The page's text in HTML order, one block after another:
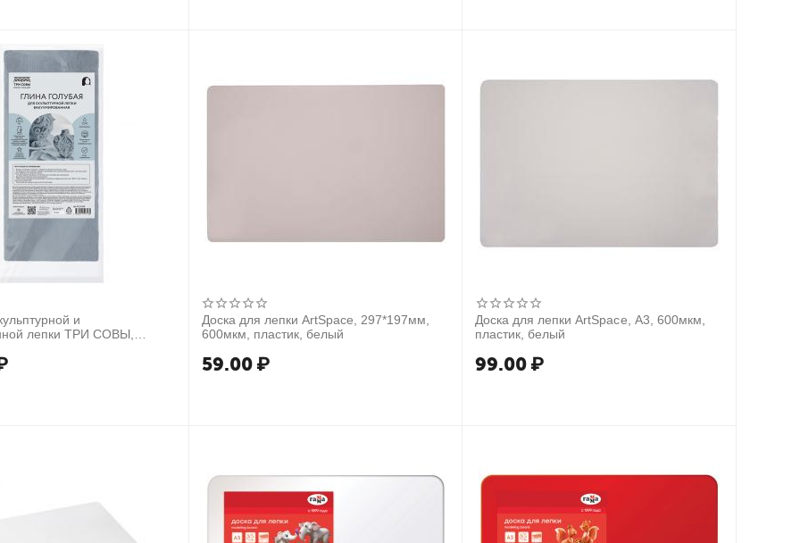
и
лепки ТРИ СОВЫ,
Доска для лепки ArtSpace, 297*197мм,
600мкм, пластик, белый
59.00 ₽
Доска для лепки ArtSpace, А3, 600мкм,
пластик, белый
99.00 ₽